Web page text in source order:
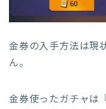
金券の入手方法は現
ん。
金券使ったガチャは